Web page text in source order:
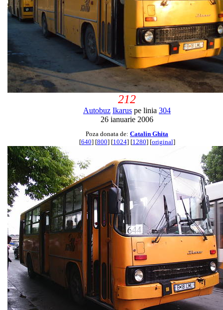
212
Autobuz Ikarus pe linia 304
26 ianuarie 2006
Poza donata de: Catalin Ghita
[640] [800] [1024] [1280] [original]